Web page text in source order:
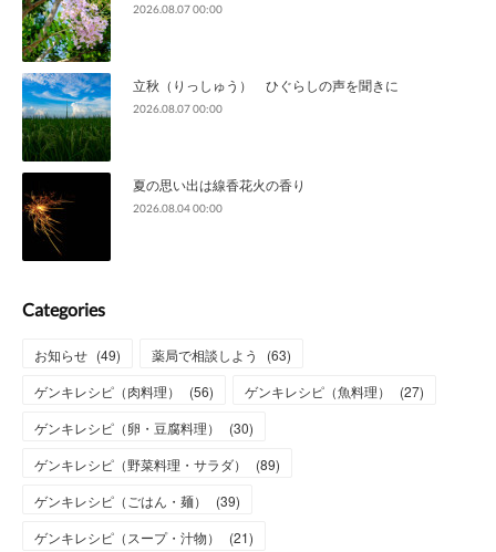
2026.08.07 00:00
立秋（りっしゅう） ひぐらしの声を聞きに
2026.08.07 00:00
夏の思い出は線香花火の香り
2026.08.04 00:00
Categories
お知らせ (49) 薬局で相談しよう (63)
ゲンキレシピ（肉料理）
(56) ゲンキレシピ（魚料理） (27)
ゲンキレシピ（卵・豆腐料理）
(30)
ゲンキレシピ（野菜料理・サラダ）
(89)
ゲンキレシピ（ごはん・麺）
(39)
ゲンキレシピ（スープ・汁物）
(21)